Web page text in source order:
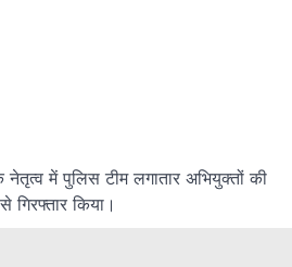
नेतृत्व में पुलिस टीम लगातार अभियुक्तों की
किया।